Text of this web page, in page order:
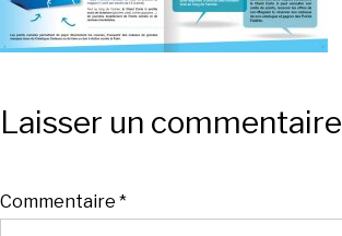
Laisser un commentaire
Commentaire *